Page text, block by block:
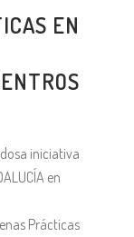
EN
iniciativa
en
Prácticas